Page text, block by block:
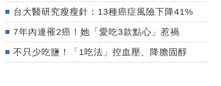
台大醫研究瘦瘦針：13種癌症風險下降41%
7年內連罹2癌！她「愛吃3款點心」惹禍
不只少吃鹽！「1吃法」控血壓、降膽固醇